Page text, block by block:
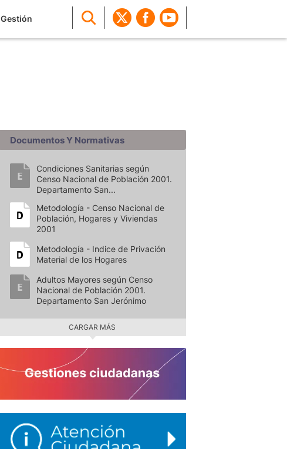
Gestión
Documentos Y Normativas
Condiciones Sanitarias según
Censo Nacional de Población 2001.
Departamento San...
Metodología - Censo Nacional de
Población, Hogares y Viviendas
2001
Metodología - Indice de Privación
Material de los Hogares
Adultos Mayores según Censo
Nacional de Población 2001.
Departamento San Jerónimo
CARGAR MÁS